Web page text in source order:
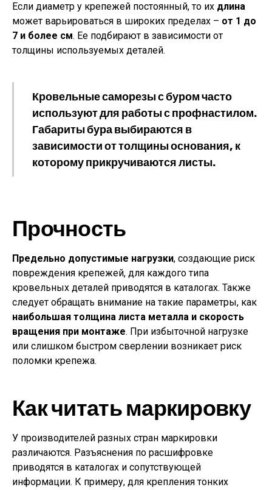
Если диаметр у крепежей постоянный, то их длина
может варьироваться в широких пределах – от 1 до
7 и более см. Ее подбирают в зависимости от
толщины используемых деталей.
Кровельные саморезы с буром часто
используют для работы с профнастилом.
Габариты бура выбираются в
зависимости от толщины основания, к
которому прикручиваются листы.
Прочность
Предельно допустимые нагрузки, создающие риск
повреждения крепежей, для каждого типа
кровельных деталей приводятся в каталогах. Также
следует обращать внимание на такие параметры, как
наибольшая толщина листа металла и скорость
вращения при монтаже. При избыточной нагрузке
или слишком быстром сверлении возникает риск
поломки крепежа.
Как читать маркировку
У производителей разных стран маркировки
различаются. Разъяснения по расшифровке
приводятся в каталогах и сопутствующей
информации. К примеру, для крепления тонких